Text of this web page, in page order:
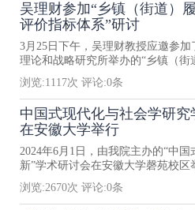
吴理财参加“乡镇（街道）
评价指标体系”研讨
3月25日下午，吴理财教授应邀参
理论和战略研究所举办的“乡镇（街
浏览:1117次 评论:0条
中国式现代化与社会学研
在安徽大学举行
2024年6月1日，由我院主办的“中
新”学术研讨会在安徽大学磬苑校区
浏览:2670次 评论:0条